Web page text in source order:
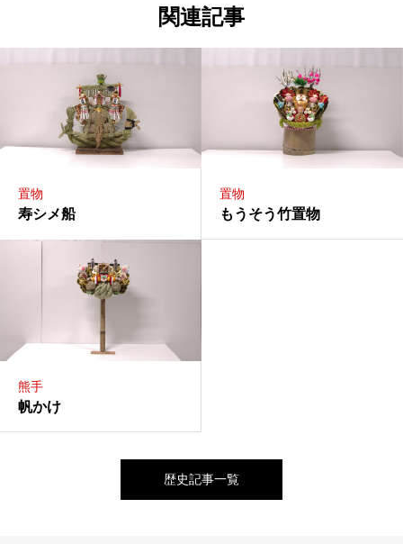
関連記事
置物
寿シメ船
置物
もうそう竹置物
熊手
帆かけ
歴史記事一覧